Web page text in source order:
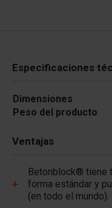
Especificaciones
Dimensiones
Peso del producto
Ventajas
Betonblock® tiene
forma estándar y
(en todo el mundo).